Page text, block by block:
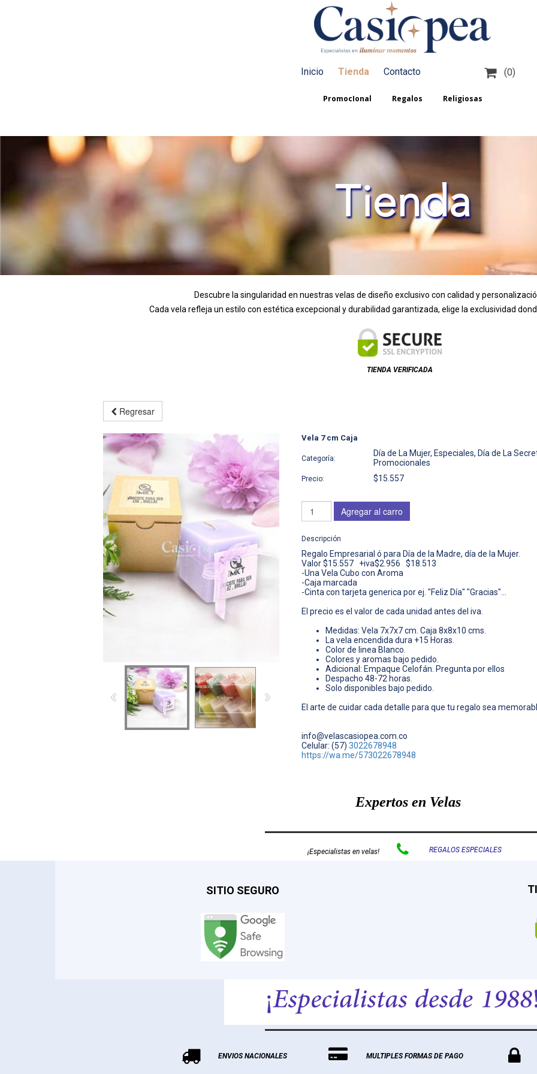
Inicio Tienda Contacto  (0)
PromocIonal Regalos Religiosas
Tienda
Descubre la singularidad en nuestras velas de diseño exclusivo con calidad y
Cada vela refleja un estilo con estética excepcional y durabilidad garantizada, elige la exclusividad
TIENDA VERIFICADA
Regresar
Vela 7 cm Caja
Categoría:
Día de La Mujer, Especiales, Día de La
Promocionales
Precio: $15.557
Agregar al carro
Descripción
Regalo Empresarial ó para Día de la Madre, día de la Mujer.
Valor $15.557 +iva$2.956 $18.513
-Una Vela Cubo con Aroma
-Caja marcada
-Cinta con tarjeta generica por ej. "Feliz Día" "Gracias"...
El precio es el valor de cada unidad antes del iva.
Medidas: Vela 7x7x7 cm. Caja 8x8x10 cms.
La vela encendida dura +15 Horas.
Color de linea Blanco.
Colores y aromas bajo pedido.
Adicional: Empaque Celofán. Pregunta por ellos
Despacho 48-72 horas.
Solo disponibles bajo pedido.
El arte de cuidar cada detalle para que tu regalo sea
info@velascasiopea.com.co
Celular: (57) 3022678948
https://wa.me/573022678948
Expertos en Velas
¡Especialistas en velas!  REGALOS ESPECIALES
SITIO SEGURO
 ENVIOS NACIONALES  MULTIPLES FORMAS DE PAGO 